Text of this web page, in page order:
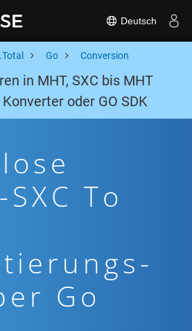
Deutsch
Go Conversion
in MHT, SXC bis MHT
Konverter oder GO SDK
To
Go